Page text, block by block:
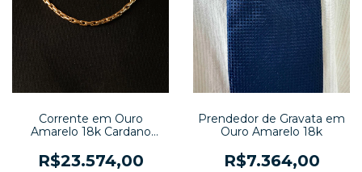
Corrente em Ouro
Amarelo 18k Cardano
R$23.574,00
Prendedor de Gravata em
Ouro Amarelo 18k
R$7.364,00